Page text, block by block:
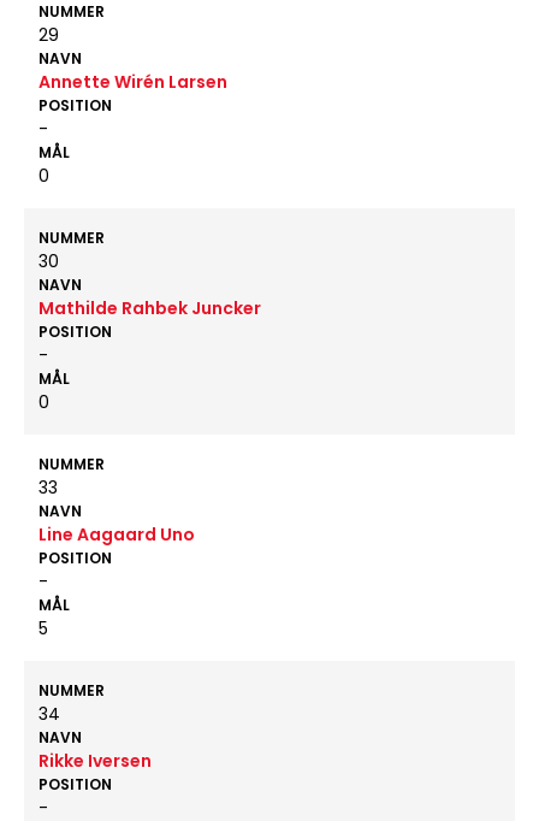
NUMMER
29
NAVN
Annette Wirén Larsen
POSITION
-
MÅL
0
NUMMER
30
NAVN
Mathilde Rahbek Juncker
POSITION
-
MÅL
0
NUMMER
33
NAVN
Line Aagaard Uno
POSITION
-
MÅL
5
NUMMER
34
NAVN
Rikke Iversen
POSITION
-